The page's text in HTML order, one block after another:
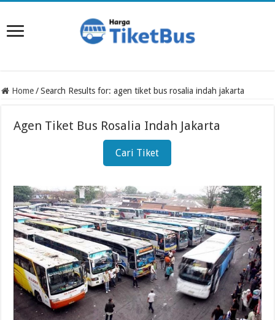
Home / Search Results for: agen tiket bus rosalia indah jakarta
Agen Tiket Bus Rosalia Indah Jakarta
Cari Tiket